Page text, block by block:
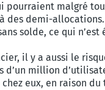
pourraient malgré
des demi-
solde, ce qui
il y a aussi le
million
eux, en raison